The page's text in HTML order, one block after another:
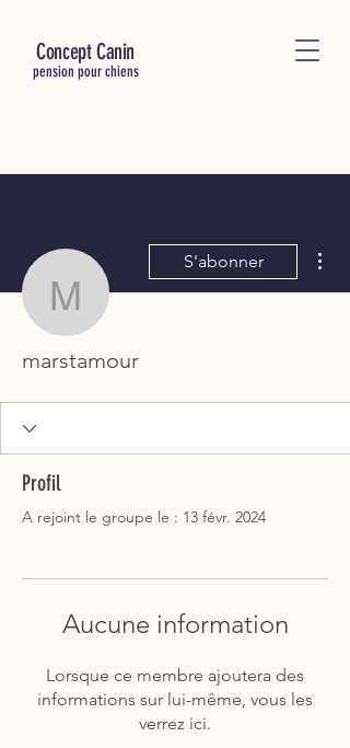
Concept Canin
pension pour chiens
marstamour
S'abonner
marstamour
Profil
A rejoint le groupe le : 13 févr. 2024
Aucune information
Lorsque ce membre ajoutera des
informations sur lui-même, vous les
verrez ici.